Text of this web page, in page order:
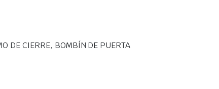
DE CIERRE, BOMBÍN DE PUERTA